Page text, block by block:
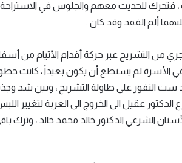
، فتحرك للحديث معهم والجلوس في الاستراحة
ألم الفقد وقد كان .
من التشريح عبر حركة أقدام الأتيام من
الأسرة لم يستطع أن يكون بعيداً ، كانت
النفور على طاولة التشريح ، وبين شد
عقيل الى الخروج الى العربة لتغيير
الشرعي الدكتور خالد محمد خالد ، وترك